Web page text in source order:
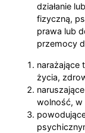
działanie
fizyczną,
prawa lub
przemocy
narażające
życia,
wolność, w